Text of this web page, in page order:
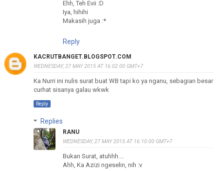
Ehh, Teh Evii :D
Iya, hihihi
Makasih juga :*
Reply
KACRUTBANGET.BLOGSPOT.COM
WEDNESDAY, 27 MAY 2015 AT 16:02:00 GMT+7
Ka Nurri ini nulis surat buat WB tapi ko ya nganu, sebagian besar
curhat sisanya galau wkwk
Reply
Replies
RANU
WEDNESDAY, 27 MAY 2015 AT 16:10:00 GMT+7
Bukan Surat, atuhhh....
Ahh, Ka Azizi ngeselin, nih :v